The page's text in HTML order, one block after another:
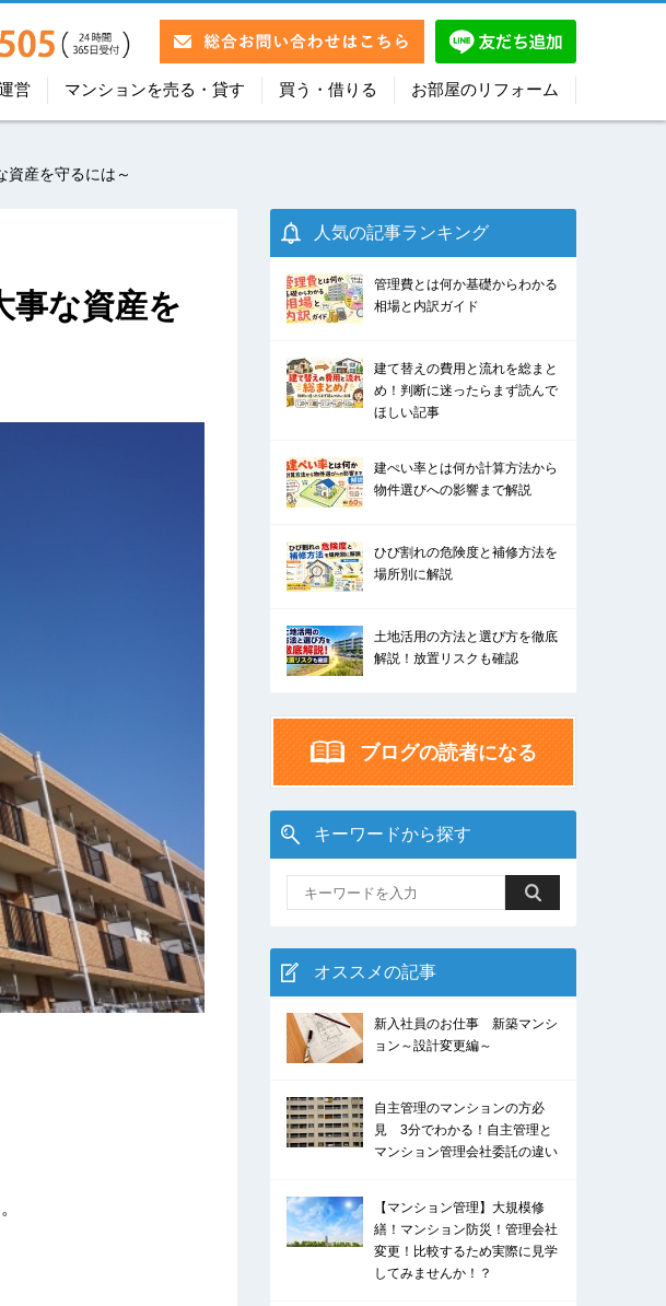
営 マンションを売る・貸す 買う・借りる お部屋のリフォーム
資産を守るには～
事な資産を
人気の記事ランキング
管理費とは何か基礎からわかる
相場と内訳ガイド
建て替えの費用と流れを総まと
め！判断に迷ったらまず読んで
ほしい記事
建ぺい率とは何か計算方法から
物件選びへの影響まで解説
ひび割れの危険度と補修方法を
場所別に解説
土地活用の方法と選び方を徹底
解説！放置リスクも確認
ブログの読者になる
キーワードから探す
オススメの記事
新入社員のお仕事 新築マンシ
ョン～設計変更編～
自主管理のマンションの方必
見 3分でわかる！自主管理と
マンション管理会社委託の違い
【マンション管理】大規模修
繕！マンション防災！管理会社
変更！比較するため実際に見学
してみませんか！？